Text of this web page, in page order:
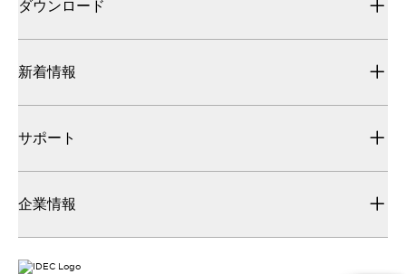
ダウンロード
新着情報
サポート
企業情報